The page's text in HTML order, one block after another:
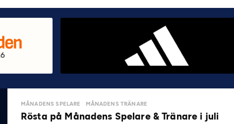
MÅNADENS SPELARE MÅNADENS TRÄNARE
Rösta på Månadens Spelare & Tränare i juli